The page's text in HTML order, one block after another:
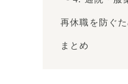
再休職を防ぐ
まとめ